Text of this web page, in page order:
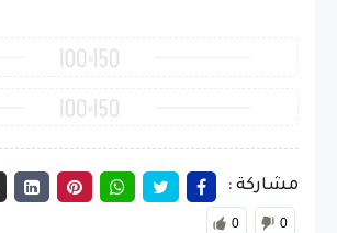
مشاركة :
0 0